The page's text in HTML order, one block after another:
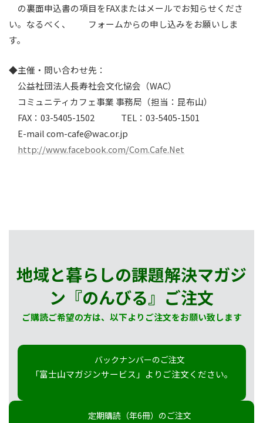
の裏面申込書の項目をFAXまたはメールでお知らせくださ
い。なるべく、 フォームからの申し込みをお願いしま
す。
◆主催・問い合わせ先：
公益社団法人長寿社会文化協会（WAC）
コミュニティカフェ事業 事務局（担当：昆布山）
FAX：03-5405-1502 TEL：03-5405-1501
E-mail com-cafe@wac.or.jp
http://www.facebook.com/Com.Cafe.Net
地域と暮らしの課題解決マガジ
ン『のんびる』 ご注文
ご購読ご希望の方は、以下よりご注文をお願い致します
バックナンバーのご注文
「富士山マガジンサービス」よりご注文ください。
定期購読（年6冊）のご注文